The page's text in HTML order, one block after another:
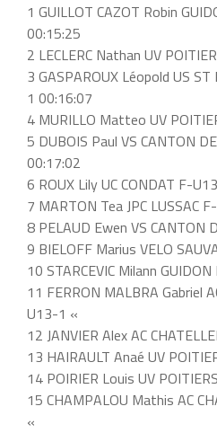
1 GUILLOT CAZOT Robin
00:15:25
2 LECLERC Nathan UV
3 GASPAROUX Léopold US
1 00:16:07
4 MURILLO Matteo UV
5 DUBOIS Paul VS CANTON
00:17:02
6 ROUX Lily UC CONDAT F-
7 MARTON Tea JPC LUSSAC
8 PELAUD Ewen VS CANTON
9 BIELOFF Marius VELO
10 STARCEVIC Milann
11 FERRON MALBRA Gabriel
U13-1 «
12 JANVIER Alex AC
13 HAIRAULT Anaé UV
14 POIRIER Louis UV
15 CHAMPALOU Mathis AC
«